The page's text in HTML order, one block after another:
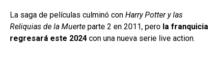
La saga de películas culminó con Harry Potter y las
Reliquias de la Muerte parte 2 en 2011, pero la franquicia
regresará este 2024 con una nueva serie live action.